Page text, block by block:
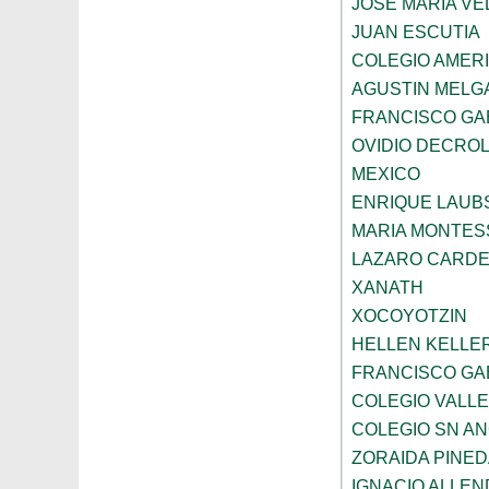
JOSE MARIA
JUAN ESCUTIA
COLEGIO
AGUSTIN
FRANCISCO
OVIDIO
MEXICO
ENRIQUE
MARIA
LAZARO
XANATH
XOCOYOTZIN
HELLEN
FRANCISCO
COLEGIO
COLEGIO SN
ZORAIDA